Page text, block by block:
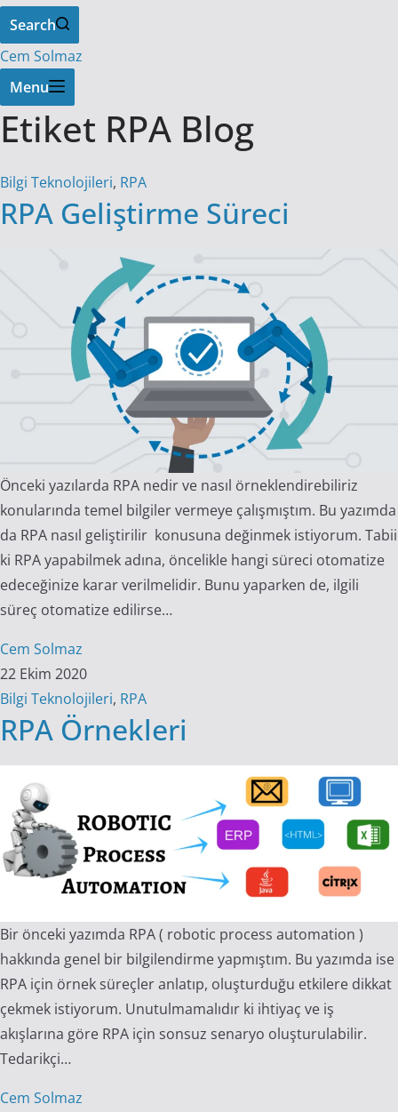
Search
Cem Solmaz
Menu
Etiket RPA Blog
Bilgi Teknolojileri, RPA
RPA Geliştirme Süreci
Önceki yazılarda RPA nedir ve nasıl örneklendirebiliriz
konularında temel bilgiler vermeye çalışmıştım. Bu yazımda
da RPA nasıl geliştirilir konusuna değinmek istiyorum. Tabii
ki RPA yapabilmek adına, öncelikle hangi süreci otomatize
edeceğinize karar verilmelidir. Bunu yaparken de, ilgili
süreç otomatize edilirse…
Cem Solmaz
22 Ekim 2020
Bilgi Teknolojileri, RPA
RPA Örnekleri
Bir önceki yazımda RPA ( robotic process automation )
hakkında genel bir bilgilendirme yapmıştım. Bu yazımda ise
RPA için örnek süreçler anlatıp, oluşturduğu etkilere dikkat
çekmek istiyorum. Unutulmamalıdır ki ihtiyaç ve iş
akışlarına göre RPA için sonsuz senaryo oluşturulabilir.
Tedarikçi…
Cem Solmaz